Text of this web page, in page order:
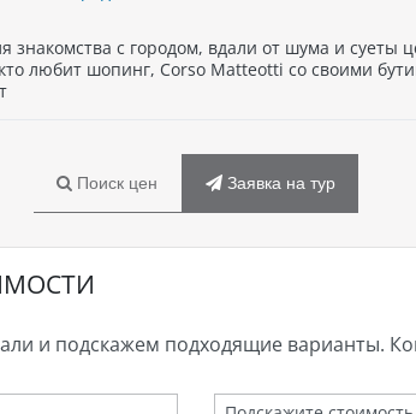
знакомства с городом, вдали от шума и суеты
любит шопинг, Corso Matteotti со своими
Поиск цен Заявка на тур
и подскажем подходящие варианты.